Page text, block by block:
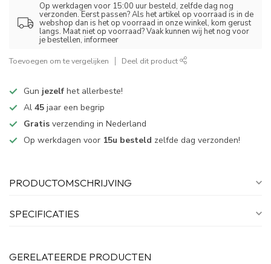
Op werkdagen voor 15:00 uur besteld, zelfde dag nog
verzonden. Eerst passen? Als het artikel op voorraad is in de
webshop dan is het op voorraad in onze winkel, kom gerust
langs. Maat niet op voorraad? Vaak kunnen wij het nog voor
je bestellen, informeer
Toevoegen om te vergelijken Deel dit product
Gun jezelf het allerbeste!
Al 45 jaar een begrip
Gratis verzending in Nederland
Op werkdagen voor 15u besteld zelfde dag verzonden!
PRODUCTOMSCHRIJVING
SPECIFICATIES
GERELATEERDE PRODUCTEN